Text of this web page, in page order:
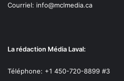
Courriel: info@mclmedia.ca
La rédaction Média Laval:
Téléphone: +1 450-720-8899 #3